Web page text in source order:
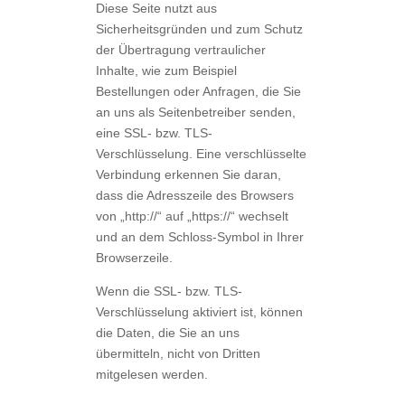
Diese Seite nutzt aus
Sicherheitsgründen und zum Schutz
der Übertragung vertraulicher
Inhalte, wie zum Beispiel
Bestellungen oder Anfragen, die Sie
an uns als Seitenbetreiber senden,
eine SSL- bzw. TLS-
Verschlüsselung. Eine verschlüsselte
Verbindung erkennen Sie daran,
dass die Adresszeile des Browsers
von „http://“ auf „https://“ wechselt
und an dem Schloss-Symbol in Ihrer
Browserzeile.
Wenn die SSL- bzw. TLS-
Verschlüsselung aktiviert ist, können
die Daten, die Sie an uns
übermitteln, nicht von Dritten
mitgelesen werden.